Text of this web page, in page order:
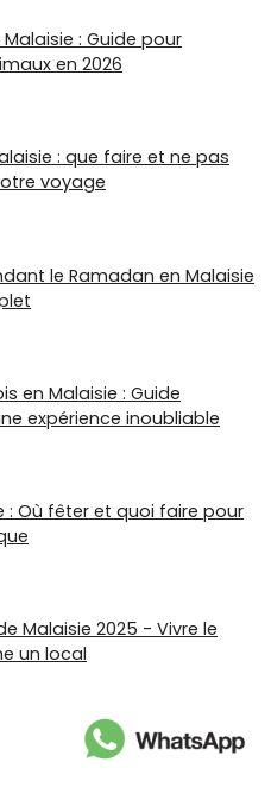
: Guide pour
en 2026
: que faire et ne pas
voyage
le Ramadan en Malaisie
en Malaisie : Guide
expérience inoubliable
: Où fêter et quoi faire pour
Malaisie 2025 - Vivre le
un local